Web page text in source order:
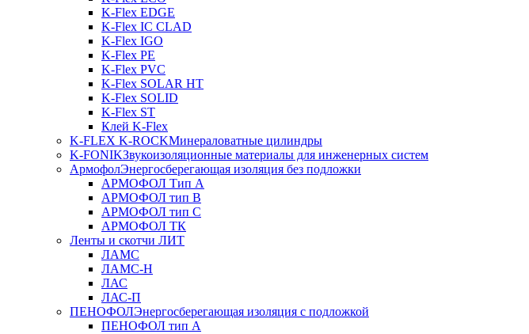
K-Flex EDGE
K-Flex IC CLAD
K-Flex IGO
K-Flex PE
K-Flex PVC
K-Flex SOLAR HT
K-Flex SOLID
K-Flex ST
Клей K-Flex
K-FLEX K-ROCKМинераловатные цилиндры
K-FONIKЗвукоизоляционные материалы для инженерных систем
АрмофолЭнергосберегающая изоляция без подложки
АРМОФОЛ Тип А
АРМОФОЛ тип В
АРМОФОЛ тип C
АРМОФОЛ ТК
Ленты и скотчи ЛИТ
ЛАМС
ЛАМС-Н
ЛАС
ЛАС-П
ПЕНОФОЛЭнергосберегающая изоляция с подложкой
ПЕНОФОЛ тип А